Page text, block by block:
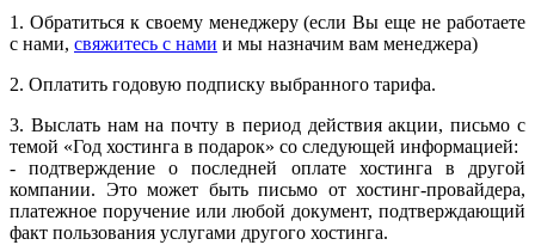
1. Обратиться к своему менеджеру (если Вы еще не работаете
с нами, свяжитесь с нами и мы назначим вам менеджера)
2. Оплатить годовую подписку выбранного тарифа.
3. Выслать нам на почту в период действия акции, письмо с
темой «Год хостинга в подарок» со следующей информацией:
- подтверждение о последней оплате хостинга в другой
компании. Это может быть письмо от хостинг-провайдера,
платежное поручение или любой документ, подтверждающий
факт пользования услугами другого хостинга.